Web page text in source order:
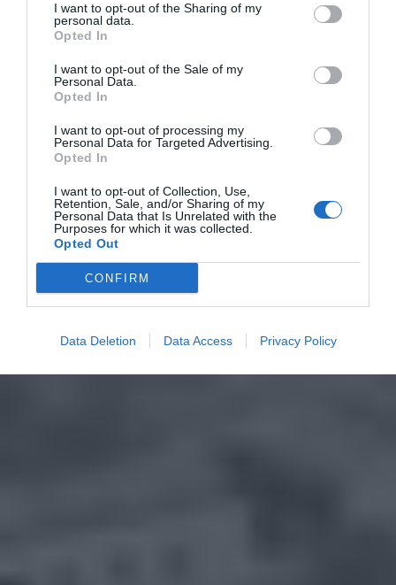
I want to opt-out of the Sharing of my
personal data.
Opted In
I want to opt-out of the Sale of my
Personal Data.
Opted In
I want to opt-out of processing my
Personal Data for Targeted Advertising.
Opted In
I want to opt-out of Collection, Use,
Retention, Sale, and/or Sharing of my
Personal Data that Is Unrelated with the
Purposes for which it was collected.
Opted Out
CONFIRM
Data Deletion Data Access Privacy Policy